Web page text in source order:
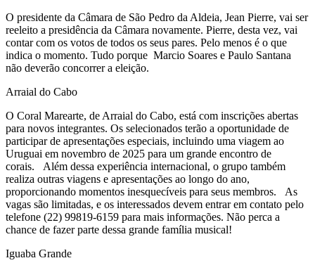
O presidente da Câmara de São Pedro da Aldeia, Jean Pierre, vai ser
reeleito a presidência da Câmara novamente. Pierre, desta vez, vai
contar com os votos de todos os seus pares. Pelo menos é o que
indica o momento. Tudo porque Marcio Soares e Paulo Santana
não deverão concorrer a eleição.
Arraial do Cabo
O Coral Marearte, de Arraial do Cabo, está com inscrições abertas
para novos integrantes. Os selecionados terão a oportunidade de
participar de apresentações especiais, incluindo uma viagem ao
Uruguai em novembro de 2025 para um grande encontro de
corais. Além dessa experiência internacional, o grupo também
realiza outras viagens e apresentações ao longo do ano,
proporcionando momentos inesquecíveis para seus membros. As
vagas são limitadas, e os interessados devem entrar em contato pelo
telefone (22) 99819-6159 para mais informações. Não perca a
chance de fazer parte dessa grande família musical!
Iguaba Grande